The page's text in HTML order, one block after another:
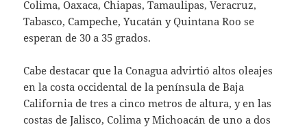
Colima, Oaxaca, Chiapas, Tamaulipas, Veracruz,
Tabasco, Campeche, Yucatán y Quintana Roo se
esperan de 30 a 35 grados.
Cabe destacar que la Conagua advirtió altos oleajes
en la costa occidental de la península de Baja
California de tres a cinco metros de altura, y en las
costas de Jalisco, Colima y Michoacán de uno a dos